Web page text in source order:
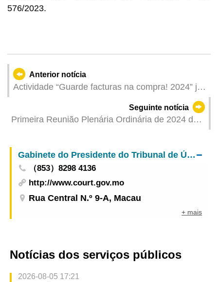
576/2023.
Anterior notícia
Actividade “Guarde facturas na compra! 2024” já
Seguinte notícia
Primeira Reunião Plenária Ordinária de 2024 da
Perigosas
Gabinete do Presidente do Tribunal de Última Instância
（853）8298 4136
http://www.court.gov.mo
Rua Central N.º 9-A, Macau
+ mais
Notícias dos serviços públicos
2026-08-05 17:21